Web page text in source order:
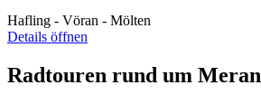
Hafling - Vöran - Mölten
Details öffnen
Radtouren rund um Meran